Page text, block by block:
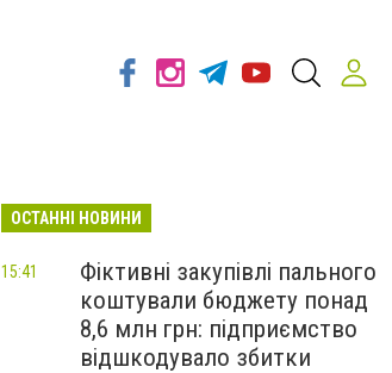
ОСТАННІ НОВИНИ
Фіктивні закупівлі пального
коштували бюджету понад
8,6 млн грн: підприємство
відшкодувало збитки
15:41